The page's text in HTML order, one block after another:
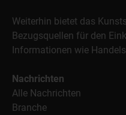
Weiterhin bietet das
Bezugsquellen für den
Informationen wie
Nachrichten
Alle Nachrichten
Branche